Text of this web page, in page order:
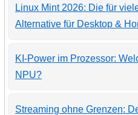
Linux Mint 2026: Die für
Alternative für Desktop &
KI-Power im Prozessor:
NPU?
Streaming ohne Grenzen: